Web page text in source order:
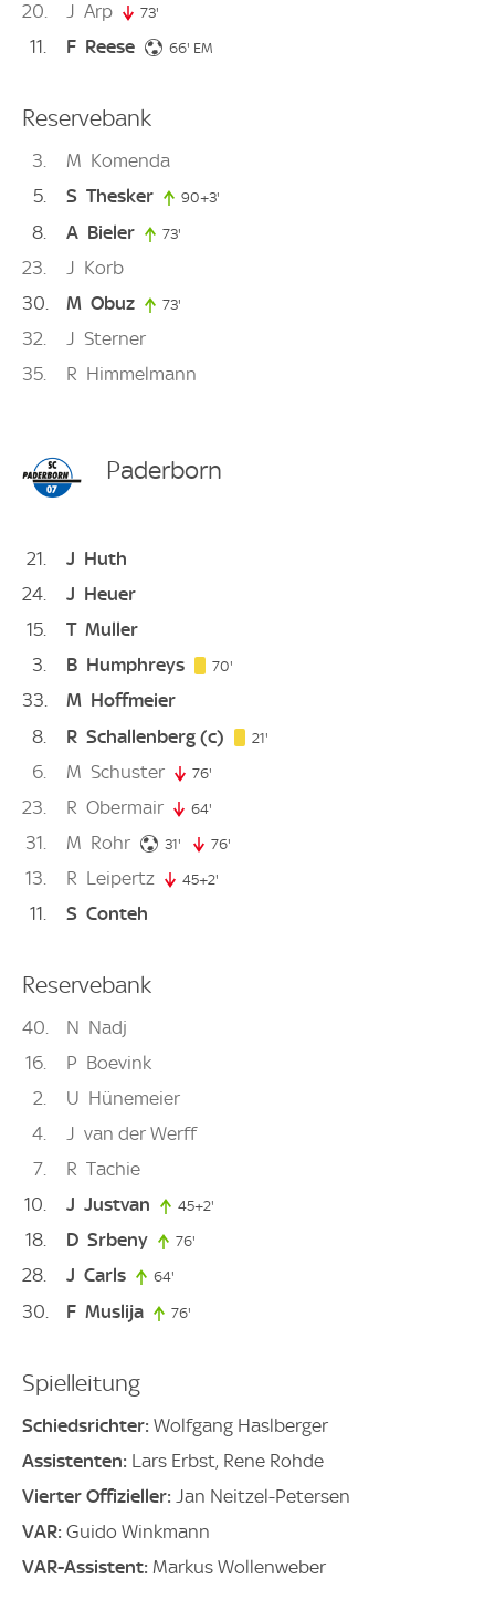
20 J Arp 73'
11 F Reese 66' 66. minute
EM
Reservebank
3 M Komenda
5
S Thesker 90+3'
8 A Bieler 73'
23 J Korb
30
M Obuz 73'
32 J Sterner
35
R Himmelmann
Paderborn
21 J Huth
24
J Heuer
15
T Muller
3
B Humphreys 70'
33 M Hoffmeier
8
R Schallenberg (c) 21'
6 M Schuster 76'
23 R Obermair 64'
31 M Rohr 31' 31. minute
76'
13 R Leipertz 45+2'
11 S Conteh
Reservebank
40 N Nadj
16
P Boevink
2
U Hünemeier
4
J van der Werff
7
R Tachie
10
J Justvan 45+2'
18 D Srbeny 76'
28 J Carls 64'
30 F Muslija 76'
Spielleitung
Schiedsrichter: Wolfgang Haslberger
Assistenten: Lars Erbst, Rene Rohde
Vierter Offizieller:
Jan Neitzel-Petersen
VAR: Guido Winkmann
VAR-Assistent: Markus Wollenweber